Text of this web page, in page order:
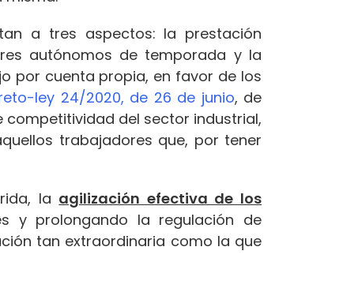
a tres aspectos: la prestación
autónomos de temporada y la
por cuenta propia, en favor de los
ley 24/2020, de 26 de junio, de
del sector industrial,
trabajadores que, por tener
la agilización efectiva de los
y prolongando la regulación de
tan extraordinaria como la que